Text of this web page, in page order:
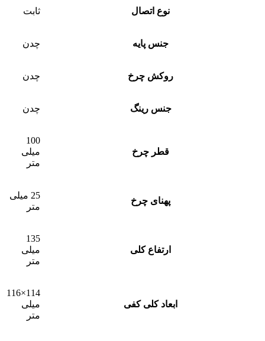
نوع اتصال ثابت
جنس پایه چدن
روکش چرخ چدن
جنس رینگ چدن
قطر چرخ
100
میلی
متر
پهنای چرخ
25 میلی
متر
ارتفاع کلی
135
میلی
متر
ابعاد کلی کفی
114×116
میلی
متر